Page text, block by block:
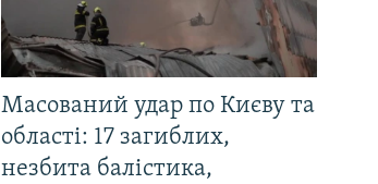
Масований удар по Києву та
області: 17 загиблих,
незбита балістика,